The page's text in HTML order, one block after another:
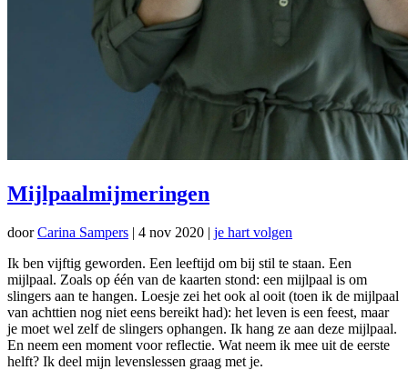
Mijlpaalmijmeringen
doorCarina Sampers | 4 nov 2020 | je hart volgen
Ik ben vijftig geworden. Een leeftijd om bij stil te staan. Een
mijlpaal. Zoals op één van de kaarten stond: een mijlpaal is om
slingers aan te hangen. Loesje zei het ook al ooit (toen ik de mijlpaal
van achttien nog niet eens bereikt had): het leven is een feest, maar
je moet wel zelf de slingers ophangen. Ik hang ze aan deze mijlpaal.
En neem een moment voor reflectie. Wat neem ik mee uit de eerste
helft? Ik deel mijn levenslessen graag met je.